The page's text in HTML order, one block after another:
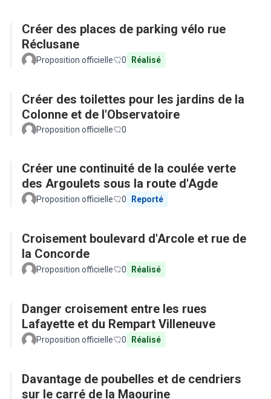
Créer des places de parking vélo rue
Réclusane
Proposition officielle 0 Réalisé
Créer des toilettes pour les jardins de la
Colonne et de l'Observatoire
Proposition officielle 0
Créer une continuité de la coulée verte
des Argoulets sous la route d'Agde
Proposition officielle 0 Reporté
Croisement boulevard d'Arcole et rue de
la Concorde
Proposition officielle 0 Réalisé
Danger croisement entre les rues
Lafayette et du Rempart Villeneuve
Proposition officielle 0 Réalisé
Davantage de poubelles et de cendriers
sur le carré de la Maourine